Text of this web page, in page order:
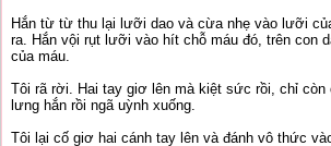
Hắn từ từ thu lại lưỡi dao và cừa nhẹ vào lưỡi
ra. Hắn vội rụt lưỡi vào hít chỗ máu đó, trên con
của máu.
Tôi rã rời. Hai tay giơ lên mà kiệt sức rồi, chỉ còn
lưng hắn rồi ngã uỳnh xuống.
Tôi lại cố giơ hai cánh tay lên và đánh vô thức